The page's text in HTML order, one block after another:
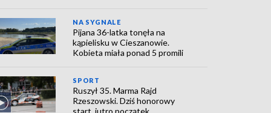
NA SYGNALE
Pijana 36-latka tonęła na
kąpielisku w Cieszanowie.
Kobieta miała ponad 5 promili
SPORT
Ruszył 35. Marma Rajd
Rzeszowski. Dziś honorowy
start, jutro początek